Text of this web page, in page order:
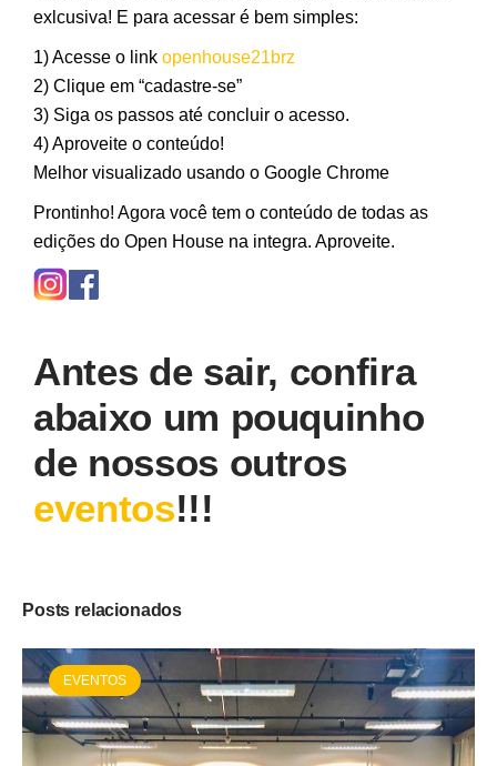
exlcusiva! E para acessar é bem simples:
1) Acesse o link openhouse21brz
2) Clique em “cadastre-se”
3) Siga os passos até concluir o acesso.
4) Aproveite o conteúdo!
Melhor visualizado usando o Google Chrome
Prontinho! Agora você tem o conteúdo de todas as
edições do Open House na integra. Aproveite.
Antes de sair, confira
abaixo um pouquinho
de nossos outros
eventos!!!
Posts relacionados
EVENTOS